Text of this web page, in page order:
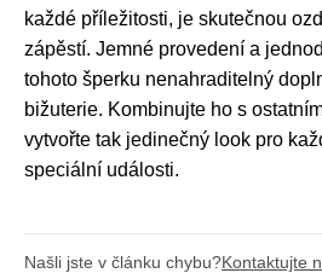
každé příležitosti, je skutečnou
zápěstí. Jemné provedení a
tohoto šperku nenahraditelný
bižuterie. Kombinujte ho s
vytvořte tak jedinečný look pro
speciální události.
Našli jste v článku chybu?Kontaktujte